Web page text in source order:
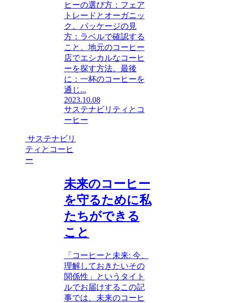
ヒーの選び方：フェア
トレードとオーガニッ
ク。パッケージの見
方：ラベルで確認する
こと。地元のコーヒー
店でエシカルなコーヒ
ーを探す方法。最後
に：一杯のコーヒーを
通じ...
2023.10.08
サステナビリティとコ
ーヒー
サステナビリ
ティとコーヒ
ー
未来のコーヒー
を守るために私
たちができる
こと
「コーヒーと未来: 今、
理解しておきたいその
関係性」というタイト
ルでお届けするこの記
事では、未来のコーヒ